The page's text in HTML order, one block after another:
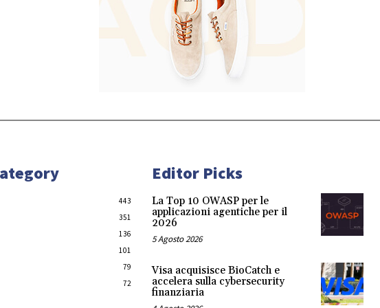
443
351
136
101
79
72
Editor Picks
La Top 10 OWASP per le
applicazioni agentiche per il
2026
5 Agosto 2026
Visa acquisisce BioCatch e
accelera sulla cybersecurity
finanziaria